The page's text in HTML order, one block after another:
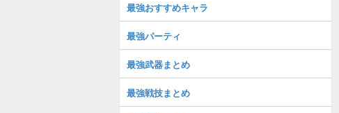
最強おすすめキャラ
最強パーティ
最強武器まとめ
最強戦技まとめ